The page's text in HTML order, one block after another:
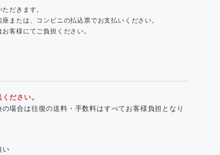
だきます。
または、コンビニの払込票でお支払いください。
客様にてご負担ください。
ださい。
場合は往復の送料・手数料はすべてお客様負担となり
い